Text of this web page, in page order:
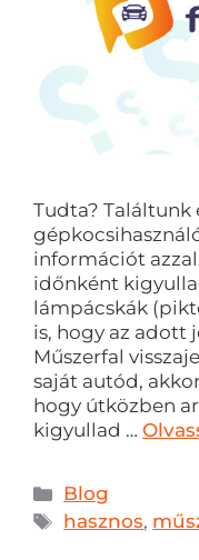
Tudta? Találtunk
információt
időnként
lámpácskák
is, hogy az adott
Műszerfal
saját autód,
hogy útközben
kigyullad …
Blog
hasznos,